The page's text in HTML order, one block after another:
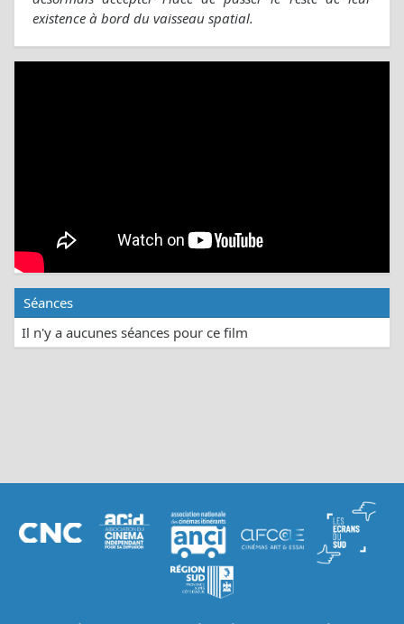
existence à bord du vaisseau spatial.
Séances
Il n'y a aucunes séances pour ce film